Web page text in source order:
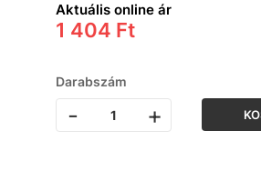
Aktuális online ár
1 404 Ft
Darabszám
- +